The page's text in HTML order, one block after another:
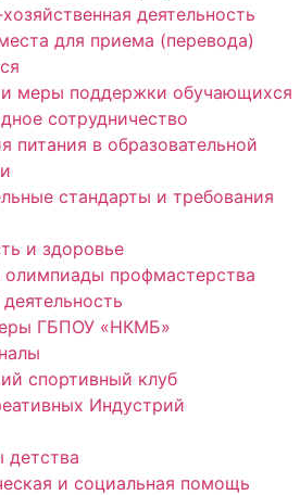
деятельность
для приема (перевода)
меры поддержки обучающихся
сотрудничество
питания в образовательной
стандарты и требования
и здоровье
олимпиады профмастерства
ГБПОУ «НКМБ»
спортивный клуб
Индустрий
детства
и социальная помощь